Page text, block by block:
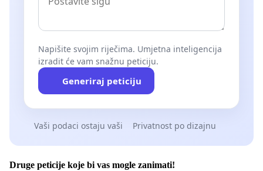
Napišite svojim riječima. Umjetna inteligencija
izradit će vam snažnu peticiju.
Generiraj peticiju
Vaši podaci ostaju vaši Privatnost po dizajnu
Druge peticije koje bi vas mogle zanimati!